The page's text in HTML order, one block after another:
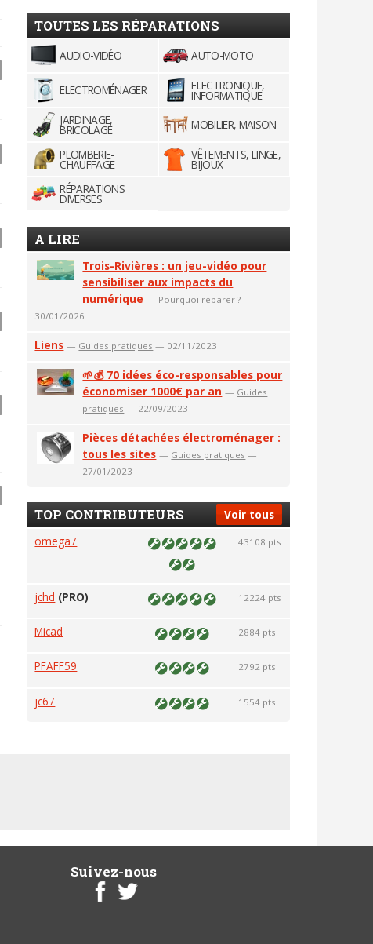
TOUTES LES RÉPARATIONS
AUDIO-VIDÉO AUTO-MOTO
ELECTROMÉNAGER ELECTRONIQUE,
INFORMATIQUE
JARDINAGE,
BRICOLAGE
MOBILIER, MAISON
PLOMBERIE-
CHAUFFAGE
VÊTEMENTS, LINGE,
BIJOUX
RÉPARATIONS
DIVERSES
A LIRE
Trois-Rivières : un jeu-vidéo pour
sensibiliser aux impacts du
numérique — Pourquoi réparer ? —
30/01/2026
Liens — Guides pratiques — 02/11/2023
🌱💰 70 idées éco-responsables pour
économiser 1000€ par an — Guides
pratiques — 22/09/2023
Pièces détachées électroménager :
tous les sites — Guides pratiques —
27/01/2023
Voir tous
TOP CONTRIBUTEURS
omega7 43108 pts
jchd (PRO) 12224 pts
Micad 2884 pts
PFAFF59 2792 pts
jc67 1554 pts
Suivez-nous